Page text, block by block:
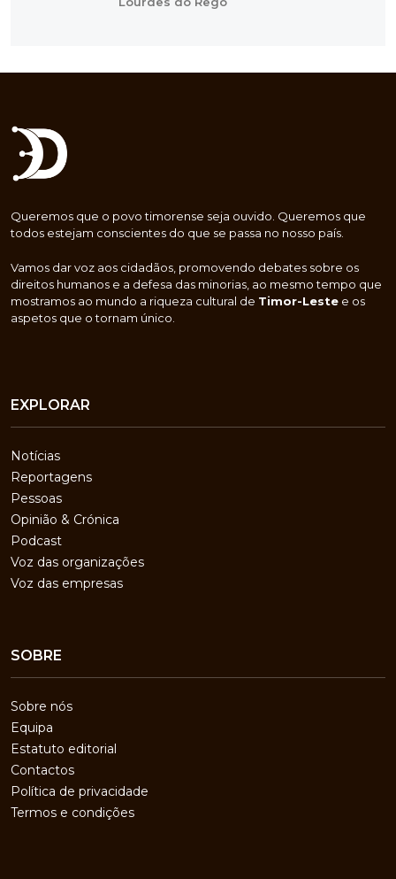
Queremos que o povo timorense seja ouvido. Queremos que
todos estejam conscientes do que se passa no nosso país.
Vamos dar voz aos cidadãos, promovendo debates sobre os
direitos humanos e a defesa das minorias, ao mesmo tempo que
mostramos ao mundo a riqueza cultural de Timor-Leste e os
aspetos que o tornam único.
EXPLORAR
Notícias
Reportagens
Pessoas
Opinião & Crónica
Podcast
Voz das organizações
Voz das empresas
SOBRE
Sobre nós
Equipa
Estatuto editorial
Contactos
Política de privacidade
Termos e condições